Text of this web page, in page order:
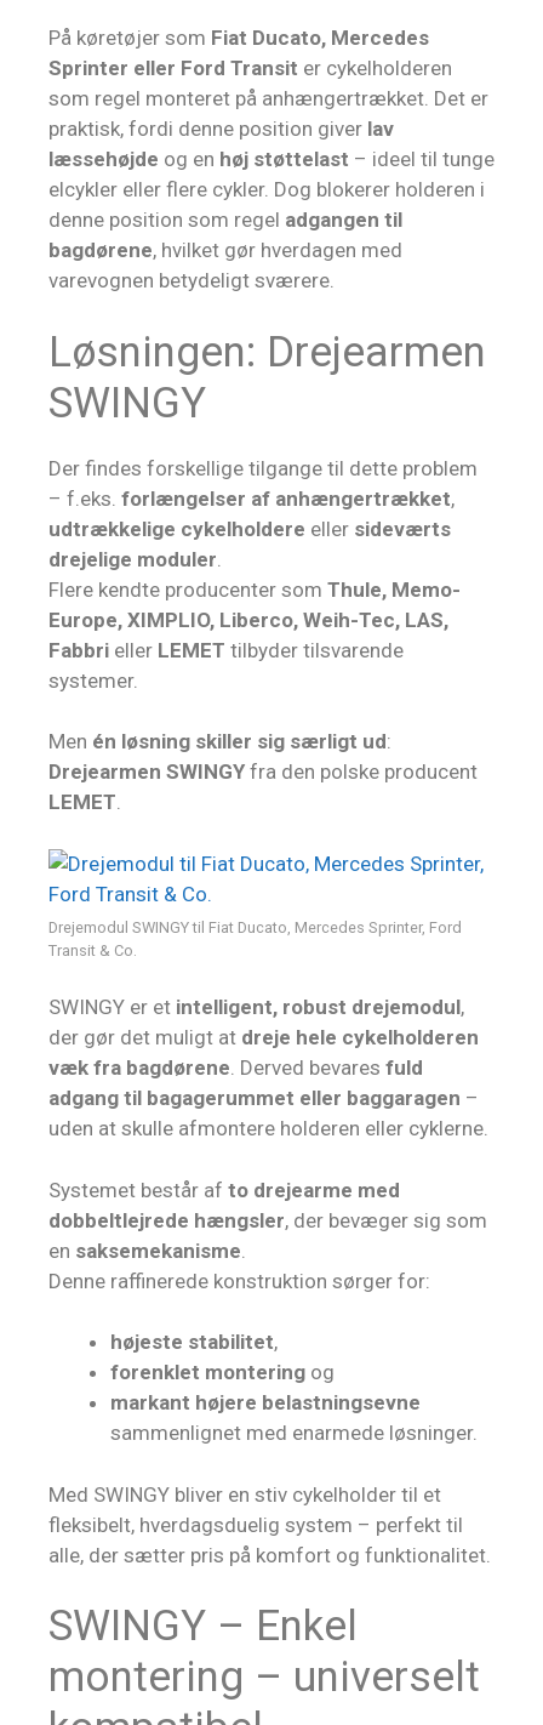
På køretøjer som Fiat Ducato, Mercedes
Sprinter eller Ford Transit er cykelholderen
som regel monteret på anhængertrækket. Det er
praktisk, fordi denne position giver lav
læssehøjde og en høj støttelast – ideel til tunge
elcykler eller flere cykler. Dog blokerer holderen i
denne position som regel adgangen til
bagdørene, hvilket gør hverdagen med
varevognen betydeligt sværere.
Løsningen: Drejearmen
SWINGY
Der findes forskellige tilgange til dette problem
– f.eks. forlængelser af anhængertrækket,
udtrækkelige cykelholdere eller sideværts
drejelige moduler
Flere kendte producenter som Thule, Memo-
Europe, XIMPLIO, Liberco, Weih-Tec, LAS,
Fabbri eller LEMET tilbyder tilsvarende
systemer.
Men én løsning skiller sig særligt ud:
Drejearmen SWINGY fra den polske producent
LEMET.
Drejemodul SWINGY til Fiat Ducato, Mercedes Sprinter, Ford
Transit & Co.
SWINGY er et intelligent, robust drejemodul,
der gør det muligt at dreje hele cykelholderen
væk fra bagdørene. Derved bevares fuld
adgang til bagagerummet eller baggaragen –
uden at skulle afmontere holderen eller cyklerne.
Systemet består af to drejearme med
dobbeltlejrede hængsler, der bevæger sig som
en saksemekanisme
Denne raffinerede konstruktion sørger for:
højeste stabilitet,
forenklet montering og
markant højere belastningsevne
sammenlignet med enarmede løsninger.
Med SWINGY bliver en stiv cykelholder til et
fleksibelt, hverdagsduelig system – perfekt til
alle, der sætter pris på komfort og funktionalitet.
SWINGY – Enkel
montering – universelt